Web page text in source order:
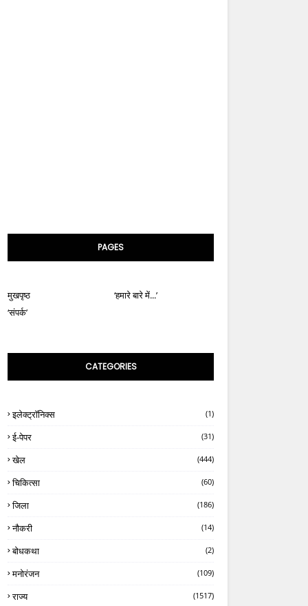
PAGES
मुखपृष्ठ
‘हमारे बारे में...’
‘संपर्क’
CATEGORIES
इलेक्ट्रॉनिक्स (1)
ई-पेपर (31)
खेल (444)
चिकित्सा (60)
जिला (186)
नौकरी (14)
बोधकथा (2)
मनोरंजन (109)
राज्य (1517)